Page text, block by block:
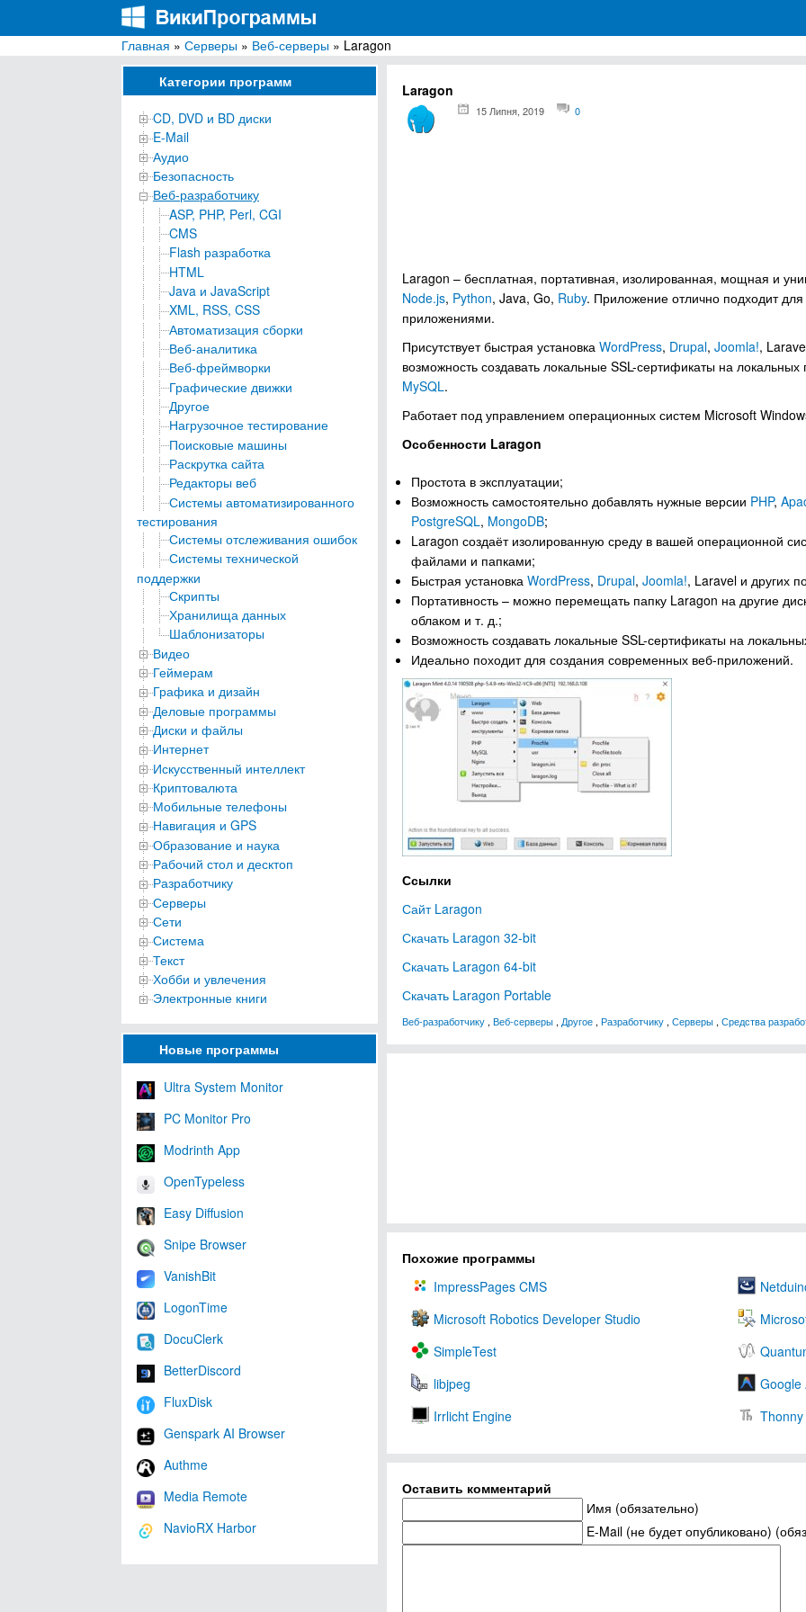
ВикиПрограммы
Энциклопедия бесплатных компьютерных программ для Windows
Главная » Серверы » Веб-серверы » Laragon
Категории программ
CD, DVD и BD диски
E-Mail
Аудио
Безопасность
Веб-разработчику
ASP, PHP, Perl, CGI
CMS
Flash разработка
HTML
Java и JavaScript
XML, RSS, CSS
Автоматизация сборки
Веб-аналитика
Веб-фреймворки
Графические движки
Другое
Нагрузочное тестирование
Поисковые машины
Раскрутка сайта
Редакторы веб
Системы автоматизированного
тестирования
Системы отслеживания ошибок
Системы технической
поддержки
Скрипты
Хранилища данных
Шаблонизаторы
Видео
Геймерам
Графика и дизайн
Деловые программы
Диски и файлы
Интернет
Искусственный интеллект
Криптовалюта
Мобильные телефоны
Навигация и GPS
Образование и наука
Рабочий стол и десктоп
Разработчику
Серверы
Сети
Система
Текст
Хобби и увлечения
Электронные книги
Новые программы
Ultra System Monitor
PC Monitor Pro
Modrinth App
OpenTypeless
Easy Diffusion
Snipe Browser
VanishBit
LogonTime
DocuClerk
BetterDiscord
FluxDisk
Genspark AI Browser
Authme
Media Remote
NavioRX Harbor
Laragon
15 Липня, 2019 0
Laragon – бесплатная, портативная, изолированная, мощная и
Node.js, Python, Java, Go, Ruby. Приложение отлично подходит
приложениями.
Присутствует быстрая установка WordPress, Drupal, Joomla!,
возможность создавать локальные SSL-сертификаты на
MySQL.
Работает под управлением операционных систем Microsoft
Особенности Laragon
Простота в эксплуатации;
Возможность самостоятельно добавлять нужные версии PHP,
PostgreSQL, MongoDB;
Laragon создаёт изолированную среду в вашей операционной
файлами и папками;
Быстрая установка WordPress, Drupal, Joomla!, Laravel и других
Портативность – можно перемещать папку Laragon на другие
облаком и т. д.;
Возможность создавать локальные SSL-сертификаты на
Идеально походит для создания современных веб-приложений.
Ссылки
Сайт Laragon
Скачать Laragon 32-bit
Скачать Laragon 64-bit
Скачать Laragon Portable
Веб-разработчику , Веб-серверы , Другое , Разработчику , Серверы , Средства
Похожие программы
ImpressPages CMS
Microsoft Robotics Developer Studio
SimpleTest
libjpeg
Google
Irrlicht Engine
Thonny
Оставить комментарий
Имя (обязательно)
E-Mail (не будет опубликовано)